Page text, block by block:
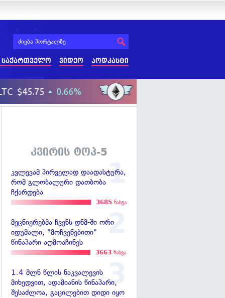
საქართველო ვიდეო პოდკასტი
კვირის ტოპ-5
კვლევამ პირველად დაადასტურა,
რომ გლობალური დათბობა
ჩქარდება
3685 ნახვა
მეცნიერებმა ჩვენს დნმ-ში ორი
იდუმალი, "მოჩვენებითი"
წინაპარი აღმოაჩინეს
3663 ნახვა
1.4 მლნ წლის ნაკვალევის
მიხედვით, ადამიანის წინაპარი,
შესაძლოა, გაცილებით დიდი იყო